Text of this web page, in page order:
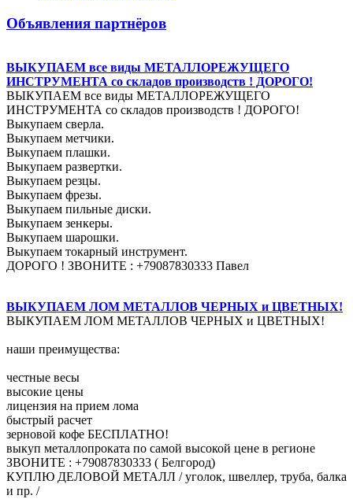
Объявления партнёров
ВЫКУПАЕМ все виды МЕТАЛЛОРЕЖУЩЕГО
ИНСТРУМЕНТА со складов производств ! ДОРОГО!
ВЫКУПАЕМ все виды МЕТАЛЛОРЕЖУЩЕГО
ИНСТРУМЕНТА со складов производств ! ДОРОГО!
Выкупаем сверла.
Выкупаем метчики.
Выкупаем плашки.
Выкупаем развертки.
Выкупаем резцы.
Выкупаем фрезы.
Выкупаем пильные диски.
Выкупаем зенкеры.
Выкупаем шарошки.
Выкупаем токарный инструмент.
ДОРОГО ! ЗВОНИТЕ : +79087830333 Павел
ВЫКУПАЕМ ЛОМ МЕТАЛЛОВ ЧЕРНЫХ и ЦВЕТНЫХ!
ВЫКУПАЕМ ЛОМ МЕТАЛЛОВ ЧЕРНЫХ и ЦВЕТНЫХ!
наши преимущества:
честные весы
высокие цены
лицензия на прием лома
быстрый расчет
зерновой кофе БЕСПЛАТНО!
выкуп металлопроката по самой высокой цене в регионе
ЗВОНИТЕ : +79087830333 ( Белгород)
КУПЛЮ ДЕЛОВОЙ МЕТАЛЛ / уголок, швеллер, труба, балка
и пр. /